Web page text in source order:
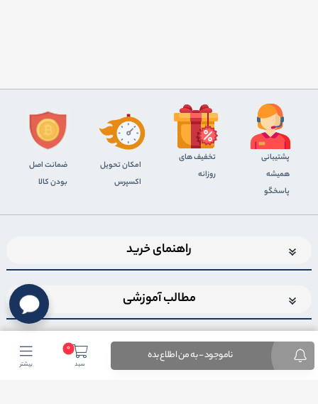
ناموجود - به من اطلاع بده 0
سبد بیشتر
پشتیبانی
همیشه
پاسخگو
تخفیف های
روزانه
اﻣﮑﺎن ﺗﺤﻮﯾﻞ
اﮐﺴﭙﺮس
ضمانت اصل
بودن کالا
راهنمای خرید
مطالب آموزشی